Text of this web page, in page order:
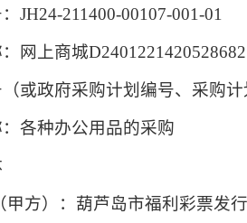
JH24-211400-00107-001-01
网上商城
或政府采购计划编号、采购
各种办公用品的采购
甲方）：葫芦岛市福利彩票发